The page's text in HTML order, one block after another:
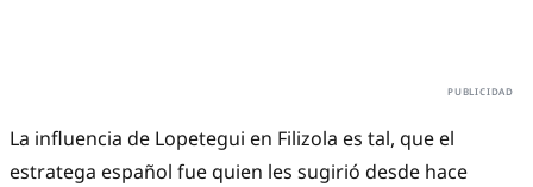
La influencia de Lopetegui en Filizola es tal, que el
estratega español fue quien les sugirió desde hace